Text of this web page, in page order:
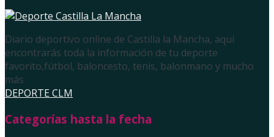
Diario deportivo online de Castilla la Mancha, aquí
encontrarás toda la información de tu deporte
favorito,fútbol, baloncesto, tenis, balonmano y mucho
más
DEPORTE CLM
Categorías hasta la fecha